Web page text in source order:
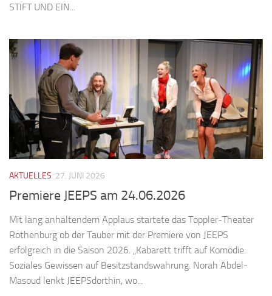
STIFT UND EIN...
AKTUELLES 27. JUNI 2026
Premiere JEEPS am 24.06.2026
Mit lang anhaltendem Applaus startete das Toppler-Theater
Rothenburg ob der Tauber mit der Premiere von JEEPS
erfolgreich in die Saison 2026. „Kabarett trifft auf Komödie.
Soziales Gewissen auf Besitzstandswahrung. Norah Abdel-
Masoud lenkt JEEPSdorthin, wo...